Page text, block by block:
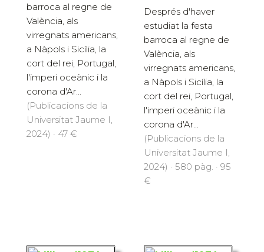
barroca al regne de
València, als
virregnats americans,
a Nàpols i Sicília, la
cort del rei, Portugal,
l'imperi oceànic i la
corona d'Ar...
(Publicacions de la
Universitat Jaume I,
2024) · 47 €
Després d'haver
estudiat la festa
barroca al regne de
València, als
virregnats americans,
a Nàpols i Sicília, la
cort del rei, Portugal,
l'imperi oceànic i la
corona d'Ar...
(Publicacions de la
Universitat Jaume I,
2024) · 580 pàg. · 95
€